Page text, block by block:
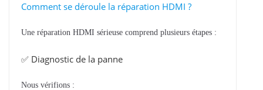
Comment se déroule la réparation HDMI ?
Une réparation HDMI sérieuse comprend plusieurs étapes :
✅ Diagnostic de la panne
Nous vérifions :